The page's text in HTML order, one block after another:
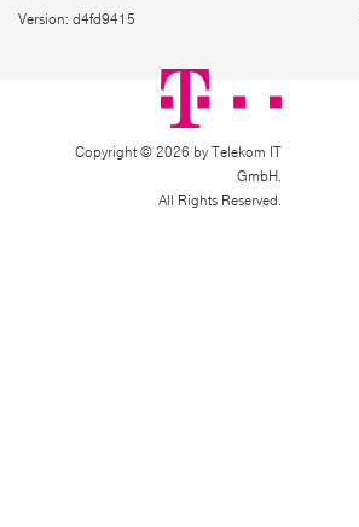
Version: d4fd9415
Copyright © 2026 by Telekom IT
GmbH.
All Rights Reserved.